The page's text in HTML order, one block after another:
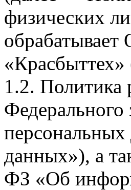
физических
обрабатывает
1.2. Политика
данных»), а
ФЗ «Об